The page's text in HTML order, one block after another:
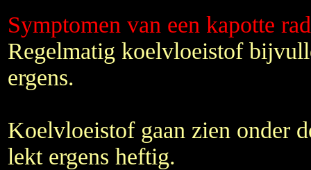
Symptomen van een kapotte
Regelmatig koelvloeistof
ergens.
Koelvloeistof gaan zien onder
lekt ergens heftig.